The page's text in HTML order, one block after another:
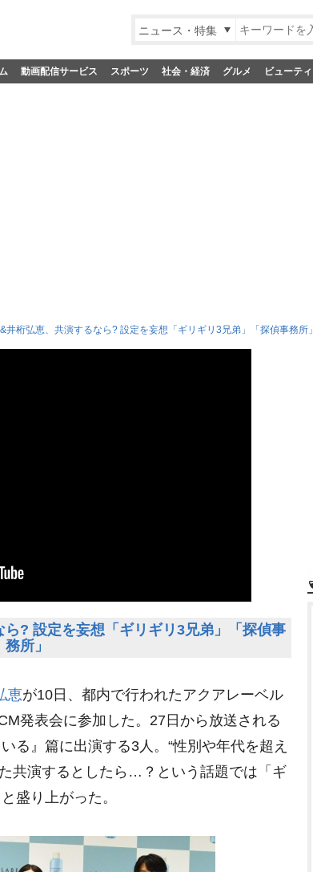
ニュース・特集
動画配信サービス スポーツ 社会・経済 グルメ ビューティ
井桁弘恵、共演するなら? 設定を妄想「ギリギリ3兄弟」「探偵事務所」
? 設定を妄想「ギリギリ3兄弟」「探偵事
務所」
恵が10日、都内で行われたアクアレーベル
発表会に参加した。27日から放送される
る』篇に出演する3人。“性別や年代を超え
共演するとしたら…？という話題では「ギ
盛り上がった。